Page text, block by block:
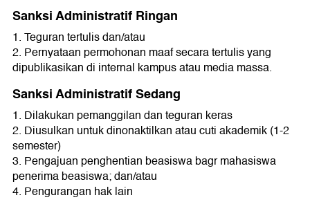
Sanksi Administratif Ringan
1. Teguran tertulis dan/atau
2. Pernyataan permohonan maaf secara tertulis yang
dipublikasikan di internal kampus atau media massa.
Sanksi Administratif Sedang
1. Dilakukan pemanggilan dan teguran keras
2. Diusulkan untuk dinonaktilkan atau cuti akademik (1-2
semester)
3. Pengajuan penghentian beasiswa bagr mahasiswa
penerima beasiswa; dan/atau
4. Pengurangan hak lain